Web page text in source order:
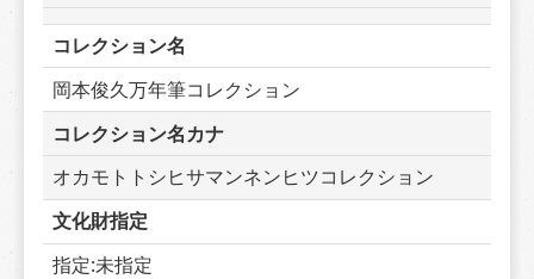
コレクション名
岡本俊久万年筆コレクション
コレクション名カナ
オカモトトシヒサマンネンヒツコレクション
文化財指定
指定:未指定